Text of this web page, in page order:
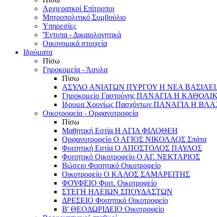
Αρχιερατκοί Επίτροποι
Μητροπολιτικό Συμβούλιο
Υπηρεσίες
'Έντυπα - Δικαιολογητικά
Οικονομικά στοιχεία
Ιδρύματα
Πίσω
Γηροκομεία - Άσυλα
Πίσω
ΑΣΥΛΟ ΑΝΙΑΤΩΝ ΠΥΡΓΟΥ Η ΝΕΑ
Γηροκομείο Γαστούνης ΠΑΝΑΓΙΑ Η
Ιδρυμα Χρονίως Πασχόντων ΠΑΝΑΓΙΑ Η
Οικοτροφεία - Ορφανοτροφεία
Πίσω
Μαθητική Εστία Η ΑΓΙΑ ΦΙΛΟΘΕΗ
Ορφανοτροφείο Ο ΑΓΙΟΣ ΝΙΚΟΛΑΟΣ Σπάτα
Φοιτητική Εστία Ο ΑΠΟΣΤΟΛΟΣ ΠΑΥΛΟΣ
Φοιτητικό Οικοτροφείο Ο ΑΓ. ΝΕΚΤΑΡΙΟΣ
Βώσειο Φοιτητικό Οικοτροφείο
Οικοτροφείο Ο ΚΑΛΟΣ ΣΑΜΑΡΕΙΤΗΣ
ΦΟΥΦΕΙΟ Φοιτ. Οικοτροφείο
ΣΤΕΓΗ ΗΛΕΙΩΝ ΣΠΟΥΔΑΣΤΩΝ
ΔΡΕΣΕΙΟ Φοιτητικό Οικοτροφείο
Β' ΘΕΟΔΩΡΙΔΕΙΟ Οικοτροφείο